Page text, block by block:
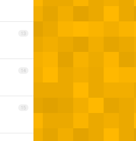
13
14
15